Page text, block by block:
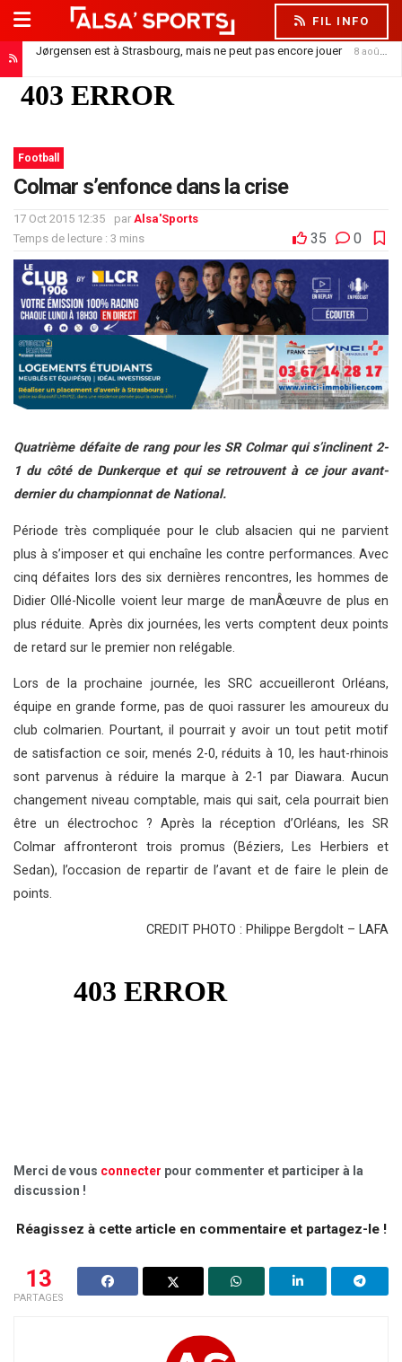
FIL INFO
Jørgensen est à Strasbourg, mais ne peut pas encore jouer 8 août 2026
Football
Colmar s’enfonce dans la crise
17 Oct 2015 12:35 par Alsa'Sports
Temps de lecture : 3 mins
35 0
Quatrième défaite de rang pour les SR Colmar qui s’inclinent 2-
1 du côté de Dunkerque et qui se retrouvent à ce jour avant-
dernier du championnat de National.
Période très compliquée pour le club alsacien qui ne parvient
plus à s’imposer et qui enchaîne les contre performances. Avec
cinq défaites lors des six dernières rencontres, les hommes de
Didier Ollé-Nicolle voient leur marge de manÂœuvre de plus en
plus réduite. Après dix journées, les verts comptent deux points
de retard sur le premier non relégable.
Lors de la prochaine journée, les SRC accueilleront Orléans,
équipe en grande forme, pas de quoi rassurer les amoureux du
club colmarien. Pourtant, il pourrait y avoir un tout petit motif
de satisfaction ce soir, menés 2-0, réduits à 10, les haut-rhinois
sont parvenus à réduire la marque à 2-1 par Diawara. Aucun
changement niveau comptable, mais qui sait, cela pourrait bien
être un électrochoc ? Après la réception d’Orléans, les SR
Colmar affronteront trois promus (Béziers, Les Herbiers et
Sedan), l’occasion de repartir de l’avant et de faire le plein de
points.
CREDIT PHOTO : Philippe Bergdolt – LAFA
Merci de vous connecter pour commenter et participer à la
discussion !
Réagissez à cette article en commentaire et partagez-le !
13
PARTAGES